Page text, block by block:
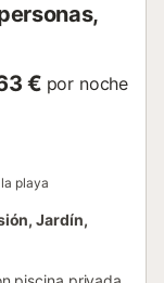
€ por noche
playa
Jardín,